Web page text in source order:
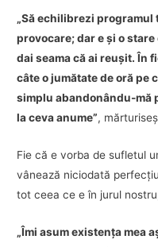
„Să echilibrezi programul
provocare; dar e şi o
dai seama că ai reuşit. În
câte o jumătate de oră pe
simplu abandonându-mă
la ceva anume”,
Fie că e vorba de sufletul
vânează niciodată
tot ceea ce e în jurul
„Îmi asum existenţa mea